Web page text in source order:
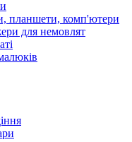
планшети, комп'ютери
для немовлят